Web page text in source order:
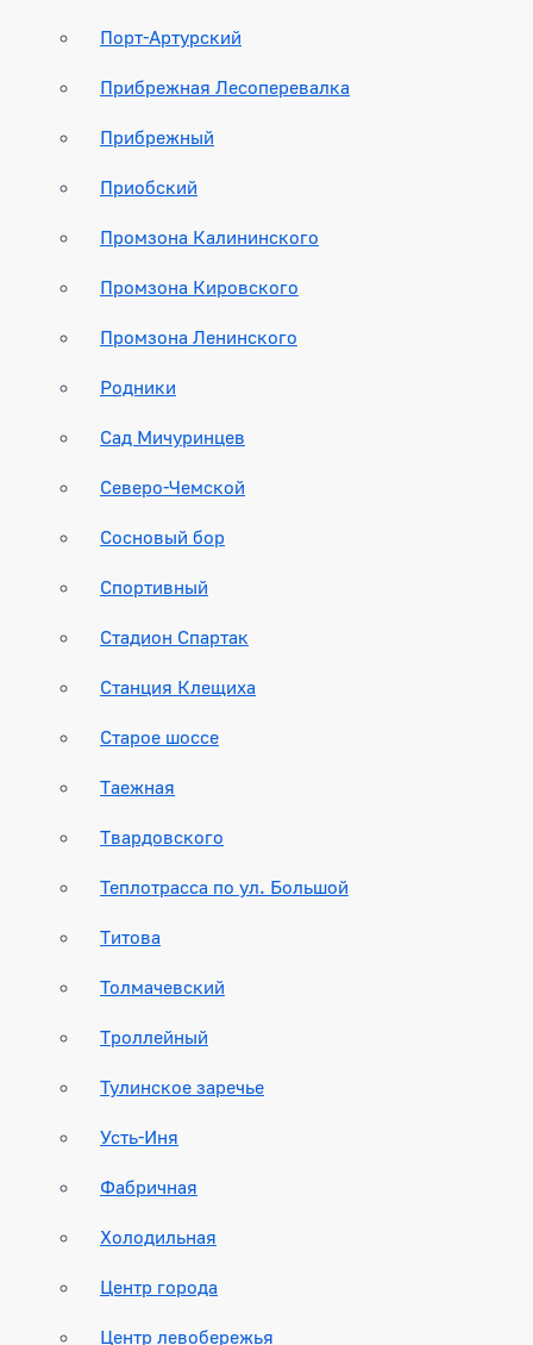
Порт-Артурский
Прибрежная Лесоперевалка
Прибрежный
Приобский
Промзона Калининского
Промзона Кировского
Промзона Ленинского
Родники
Сад Мичуринцев
Северо-Чемской
Сосновый бор
Спортивный
Стадион Спартак
Станция Клещиха
Старое шоссе
Таежная
Твардовского
Теплотрасса по ул. Большой
Титова
Толмачевский
Троллейный
Тулинское заречье
Усть-Иня
Фабричная
Холодильная
Центр города
Центр левобережья